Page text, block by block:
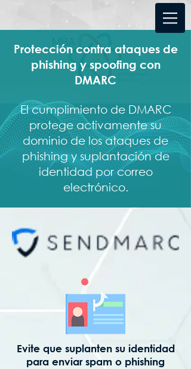
Protección contra ataques de
phishing y spoofing con
DMARC
El cumplimiento de DMARC
protege activamente su
dominio de los ataques de
phishing y suplantación de
identidad por correo
electrónico.
Evite que suplanten su identidad
para enviar spam o phishing